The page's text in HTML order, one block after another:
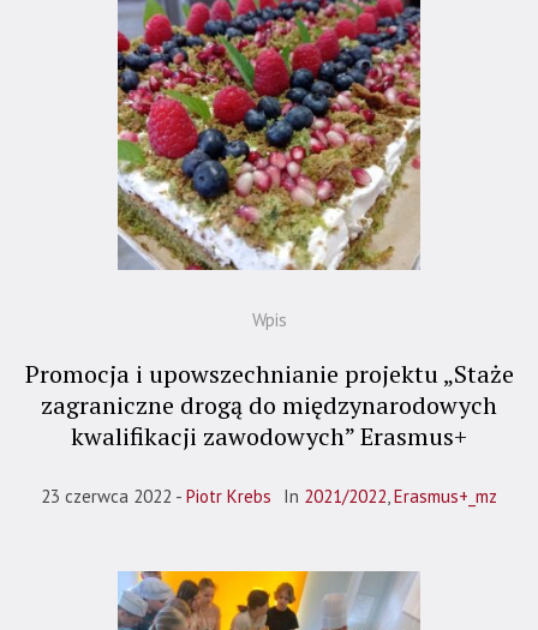
Wpis
Promocja i upowszechnianie projektu „Staże
zagraniczne drogą do międzynarodowych
kwalifikacji zawodowych” Erasmus+
23 czerwca 2022 Piotr Krebs In 2021/2022,Erasmus+_mz